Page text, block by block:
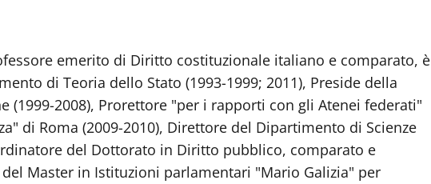
emerito di Diritto costituzionale italiano e comparato, è
di Teoria dello Stato (1993-1999; 2011), Preside della
(1999-2008), Prorettore "per i rapporti con gli Atenei federati"
di Roma (2009-2010), Direttore del Dipartimento di Scienze
del Dottorato in Diritto pubblico, comparato e
Master in Istituzioni parlamentari "Mario Galizia" per